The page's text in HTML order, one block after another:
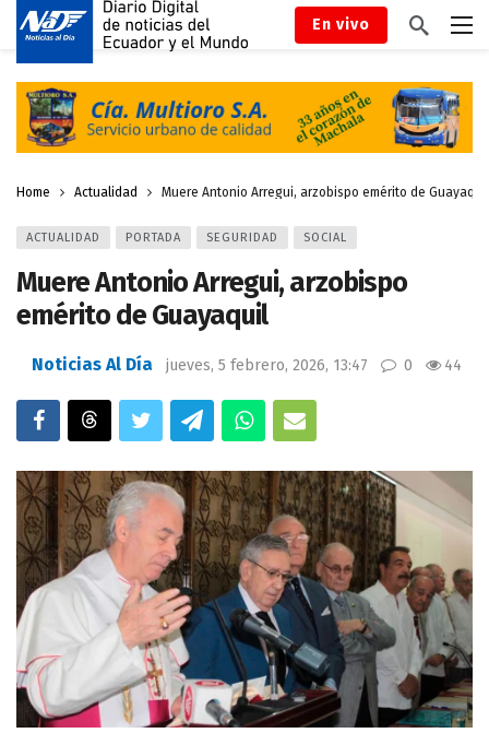
En vivo
Home Actualidad Muere Antonio Arregui, arzobispo emérito de Guayaquil
ACTUALIDAD PORTADA SEGURIDAD SOCIAL
Muere Antonio Arregui, arzobispo
emérito de Guayaquil
Noticias Al Día jueves, 5 febrero, 2026, 13:47 0 44